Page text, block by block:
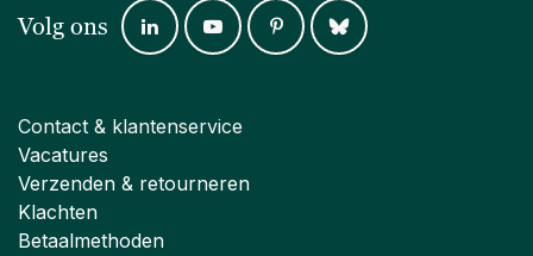
Volg ons
Contact & klantenservice
Vacatures
Verzenden & retourneren
Klachten
Betaalmethoden